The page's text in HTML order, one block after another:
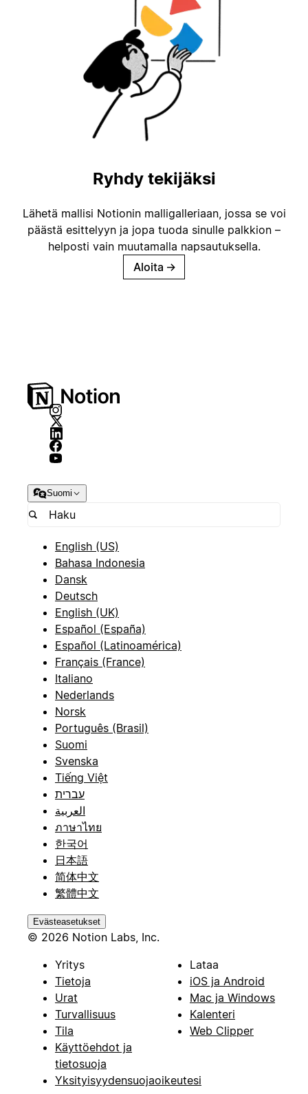
Ryhdy tekijäksi
Lähetä mallisi Notionin malligalleriaan, jossa se voi
päästä esittelyyn ja jopa tuoda sinulle palkkion –
helposti vain muutamalla napsautuksella.
Aloita →
Suomi
English (US)
Bahasa Indonesia
Dansk
Deutsch
English (UK)
Español (España)
Español (Latinoamérica)
Français (France)
Italiano
Nederlands
Norsk
Português (Brasil)
Suomi
Svenska
Tiếng Việt
עברית
العربية
ภาษาไทย
한국어
日本語
简体中文
繁體中文
Evästeasetukset
© 2026 Notion Labs, Inc.
Yritys
Tietoja
Urat
Turvallisuus
Tila
Käyttöehdot ja
tietosuoja
Yksityisyydensuojaoikeutesi
Lataa
iOS ja Android
Mac ja Windows
Kalenteri
Web Clipper